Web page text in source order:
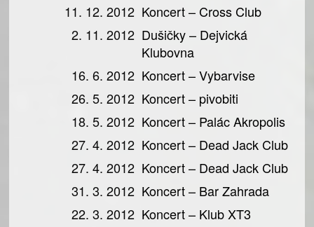
11. 12. 2012 Koncert – Cross Club
2. 11. 2012 Dušičky – Dejvická
Klubovna
16. 6. 2012 Koncert – Vybarvise
26. 5. 2012 Koncert – pivobiti
18. 5. 2012 Koncert – Palác Akropolis
27. 4. 2012 Koncert – Dead Jack Club
27. 4. 2012 Koncert – Dead Jack Club
31. 3. 2012 Koncert – Bar Zahrada
22. 3. 2012 Koncert – Klub XT3